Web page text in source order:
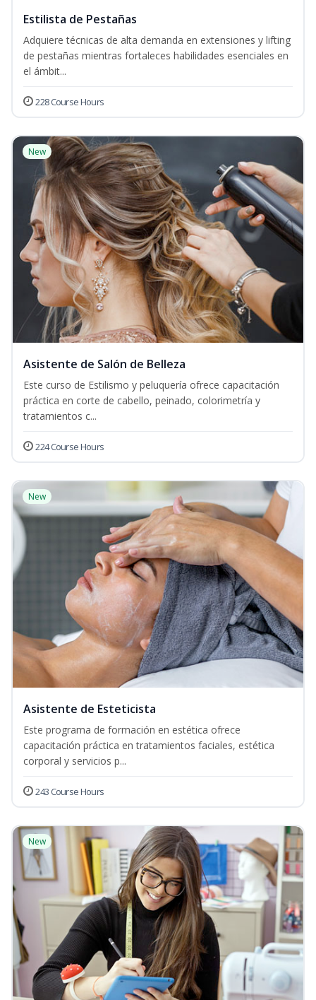
Estilista de Pestañas
Adquiere técnicas de alta demanda en extensiones y lifting
de pestañas mientras fortaleces habilidades esenciales en
el ámbit...
228 Course Hours
New
Asistente de Salón de Belleza
Este curso de Estilismo y peluquería ofrece capacitación
práctica en corte de cabello, peinado, colorimetría y
tratamientos c...
224 Course Hours
New
Asistente de Esteticista
Este programa de formación en estética ofrece
capacitación práctica en tratamientos faciales, estética
corporal y servicios p...
243 Course Hours
New